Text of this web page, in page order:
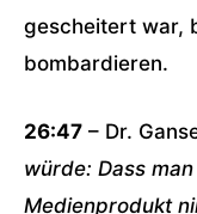
gescheitert war,
bombardieren.
26:47 – Dr.
würde: Dass
Medienprodukt